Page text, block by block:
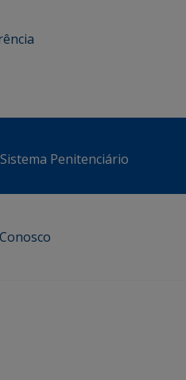
Penitenciário